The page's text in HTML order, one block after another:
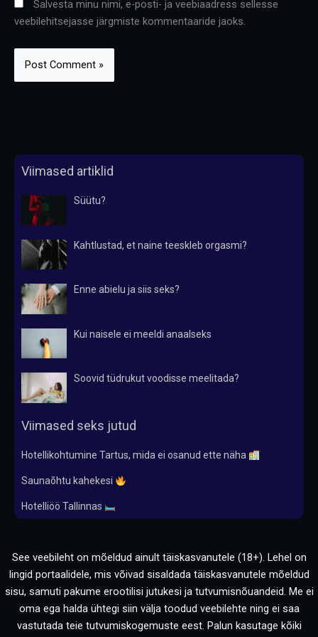
Salvesta minu nimi, e-posti- ja veebiaadress sellesse
veebilehitsejasse järgmiste kommentaaride jaoks.
Viimased artiklid
Süütu?
Kahtlustad, et naine teeskleb orgasmi?
Enne abielu ja siis seks?
Kui naisele ei meeldi anaalseks
Soovid tüdrukut voodisse meelitada?
Viimased seks jutud
Hotellikohtumine Tartus, mida ei osanud ette näha
Saunaõhtu kahekesi
Hotelliöö Tallinnas
See veebileht on mõeldud ainult täiskasvanutele (18+). Lehel on
lingid portaalidele, mis võivad sisaldada täiskasvanutele mõeldud
sisu, samuti pakume erootilisi jutukesi ja tutvumisnõuandeid. Me ei
oma ega halda ühtegi siin välja toodud veebilehte ning ei saa
vastutada teie tutvumiskogemuste eest. Palun kasutage kõiki